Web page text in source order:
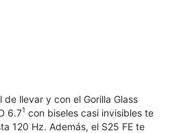
llevar y con el Gorilla Glass
6.71 con biseles casi invisibles te
120 Hz. Además, el S25 FE te